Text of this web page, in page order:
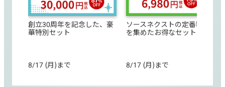
創立30周年を記念した、豪
華特別セット
8/17 (月)まで
ソースネクストの定番製品
を集めたお得なセット
8/17 (月)まで